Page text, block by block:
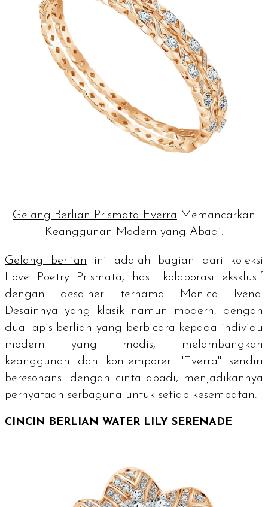
Gelang Berlian Prismata Everra Memancarkan
Keanggunan Modern yang Abadi.
Gelang berlian ini adalah bagian dari koleksi
Love Poetry Prismata, hasil kolaborasi eksklusif
dengan desainer ternama Monica Ivena.
Desainnya yang klasik namun modern, dengan
dua lapis berlian yang berbicara kepada individu
modern yang modis, melambangkan
keanggunan dan kontemporer. "Everra" sendiri
beresonansi dengan cinta abadi, menjadikannya
pernyataan serbaguna untuk setiap kesempatan.
CINCIN BERLIAN WATER LILY SERENADE